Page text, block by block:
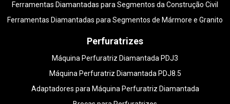
Ferramentas Diamantadas para Segmentos da Construção Civil
Ferramentas Diamantadas para Segmentos de Mármore e Granito
Perfuratrizes
Máquina Perfuratriz Diamantada PDJ3
Máquina Perfuratriz Diamantada PDJ8.5
Adaptadores para Máquina Perfuratriz Diamantada